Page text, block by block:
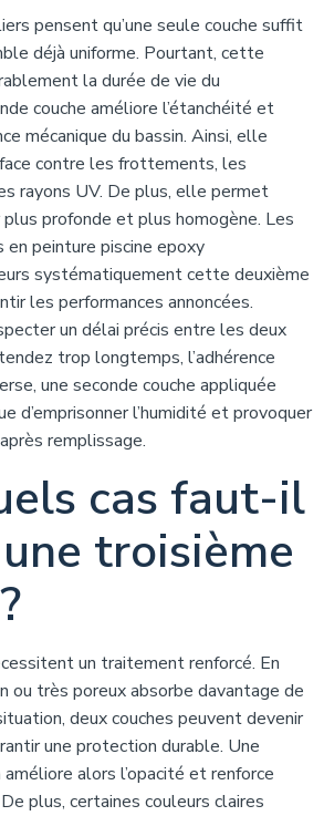
pensent qu’une seule couche suffit
déjà uniforme. Pourtant, cette
la durée de vie du
couche améliore l’étanchéité et
mécanique du bassin. Ainsi, elle
contre les frottements, les
rayons UV. De plus, elle permet
plus profonde et plus homogène. Les
en peinture piscine epoxy
systématiquement cette deuxième
les performances annoncées.
un délai précis entre les deux
trop longtemps, l’adhérence
une seconde couche appliquée
d’emprisonner l’humidité et provoquer
remplissage.
cas faut-il
troisième
un traitement renforcé. En
ou très poreux absorbe davantage de
deux couches peuvent devenir
une protection durable. Une
alors l’opacité et renforce
plus, certaines couleurs claires